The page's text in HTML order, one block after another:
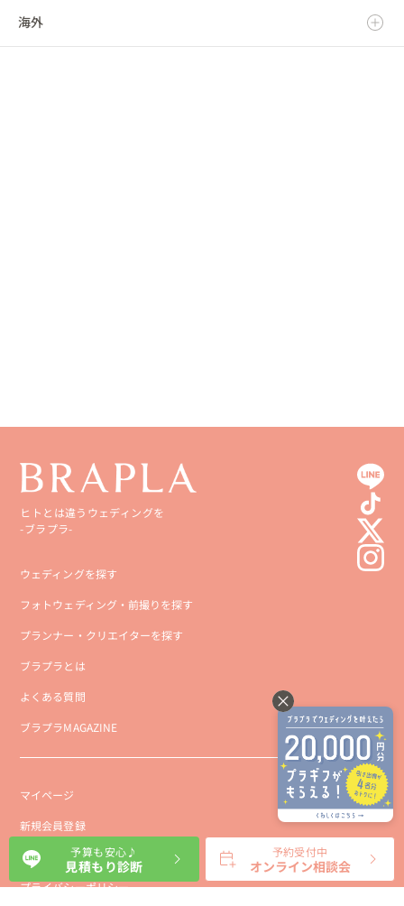
東京都
福井県
大阪府
島根県
福岡県
海外
ヒトとは違うウェディングを
-ブラプラ-
ウェディングを探す
フォトウェディング・前撮りを探す
プランナー・クリエイターを探す
ブラプラとは
よくある質問
ブラプラMAGAZINE
マイページ
新規会員登録
会社概要
プライバシーポリシー
予算も安心♪
見積もり診断
予約受付中
オンライン相談会